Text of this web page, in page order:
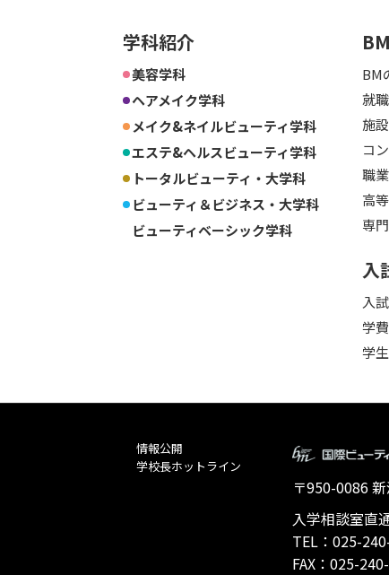
学科紹介
美容学科
ヘアメイク学科
メイク&ネイルビューティ学科
エステ&ヘルスビューティ学科
トータルビューティ・大学科
ビューティ＆ビジネス・大学科
ビューティベーシック学科
BM
就
施
コ
職
高
専
入
入
学
学
情報公開
学校長ホットライン
〒950-0086
入学相談室直
TEL：025-
FAX：025-